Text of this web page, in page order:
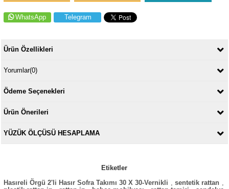
WhatsApp Telegram
Ürün Özellikleri
Yorumlar(0)
Ödeme Seçenekleri
Ürün Önerileri
YÜZÜK ÖLÇÜSÜ HESAPLAMA
Etiketler
Hasıreli Örgü 2'li Hasır Sofra Takımı 30 X 30-Vernikli
sentetik rattan